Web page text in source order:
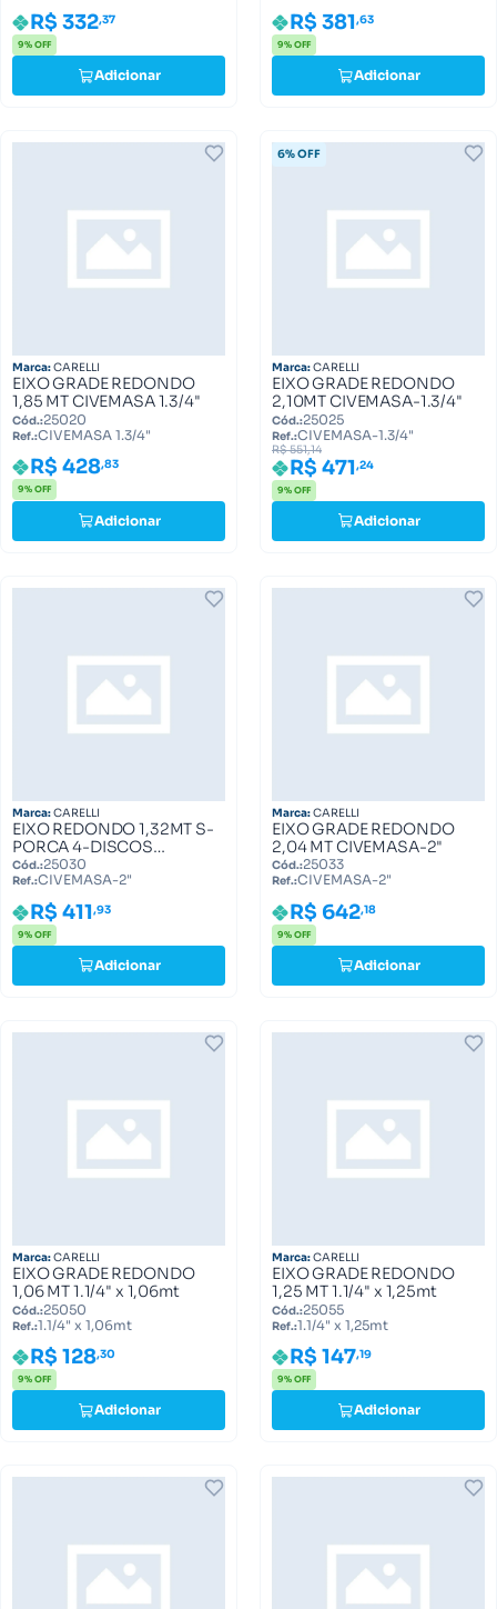
R$ 332,37
9% OFF
Adicionar
R$ 381,63
9% OFF
Adicionar
Marca:CARELLI
EIXO GRADE REDONDO
1,85 MT CIVEMASA 1.3/4"
Cód.:25020
Ref.:CIVEMASA 1.3/4"
R$ 428,83
9% OFF
Adicionar
6% OFF
Marca:CARELLI
EIXO GRADE REDONDO
2,10MT CIVEMASA-1.3/4"
Cód.:25025
Ref.:CIVEMASA-1.3/4"
R$ 551,14
R$ 471,24
9% OFF
Adicionar
Marca:CARELLI
EIXO REDONDO 1,32MT S-
PORCA 4-DISCOS
CIVEMASA-2"
Cód.:25030
Ref.:CIVEMASA-2"
R$ 411,93
9% OFF
Adicionar
Marca:CARELLI
EIXO GRADE REDONDO
2,04 MT CIVEMASA-2"
Cód.:25033
Ref.:CIVEMASA-2"
R$ 642,18
9% OFF
Adicionar
Marca:CARELLI
EIXO GRADE REDONDO
1,06 MT 1.1/4" x 1,06mt
Cód.:25050
Ref.:1.1/4" x 1,06mt
R$ 128,30
9% OFF
Adicionar
Marca:CARELLI
EIXO GRADE REDONDO
1,25 MT 1.1/4" x 1,25mt
Cód.:25055
Ref.:1.1/4" x 1,25mt
R$ 147,19
9% OFF
Adicionar